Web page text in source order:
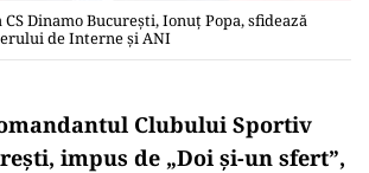
Dinamo București, Ionuț Popa, sfidează
de Interne și ANI
Clubului Sportiv
impus de „Doi și-un sfert”,